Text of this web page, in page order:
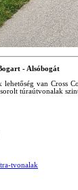
- Alsóbogát
van Cross
túraútvonalak
tvonalak